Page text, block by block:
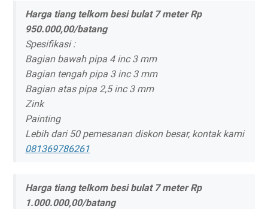
Harga tiang telkom besi bulat 7 meter Rp
950.000,00/batang
Spesifikasi :
Bagian bawah pipa 4 inc 3 mm
Bagian tengah pipa 3 inc 3 mm
Bagian atas pipa 2,5 inc 3 mm
Zink
Painting
Lebih dari 50 pemesanan diskon besar, kontak kami
081369786261
Harga tiang telkom besi bulat 7 meter Rp
1.000.000,00/batang